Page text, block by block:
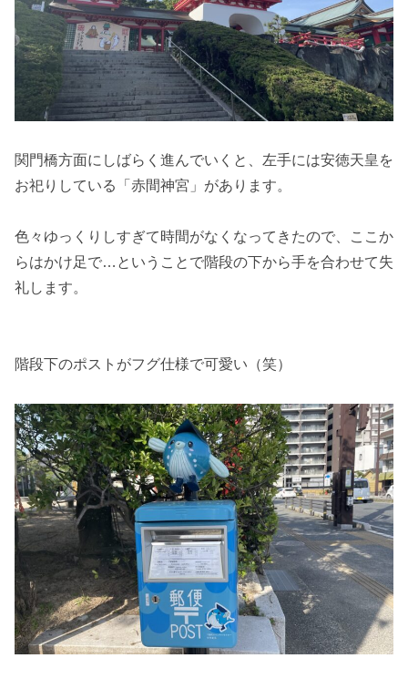
関門橋方面にしばらく進んでいくと、左手には安徳天皇を
お祀りしている「赤間神宮」があります。
色々ゆっくりしすぎて時間がなくなってきたので、ここか
らはかけ足で…ということで階段の下から手を合わせて失
礼します。
階段下のポストがフグ仕様で可愛い（笑）